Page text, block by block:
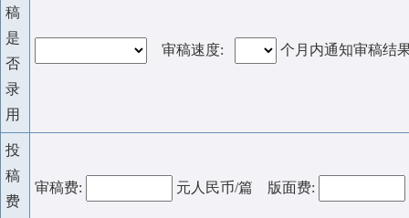
稿
是
否
录
用
审稿速度: 个月内通知审稿结
投
稿
费
审稿费: 元人民币/篇 版面费: